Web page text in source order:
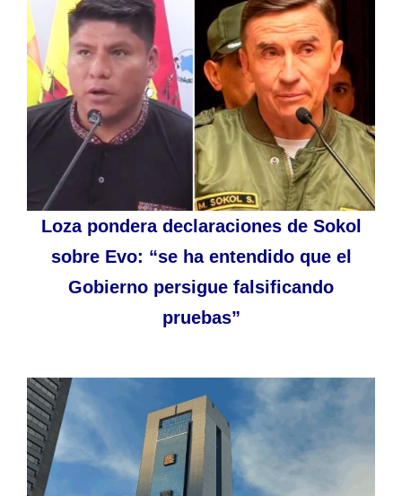
Loza pondera declaraciones de Sokol
sobre Evo: “se ha entendido que el
Gobierno persigue falsificando
pruebas”